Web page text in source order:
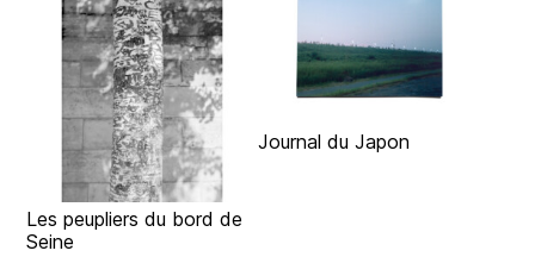
Les peupliers du bord de
Seine
Journal du Japon